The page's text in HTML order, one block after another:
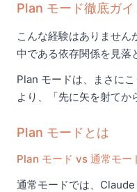
Plan モード徹底ガイ
こんな経験はありませ
中である依存関係を見落
Plan モードは、まさに
より、「先に矢を射て
Plan モードとは
Plan モード vs 通常モー
通常モードでは、